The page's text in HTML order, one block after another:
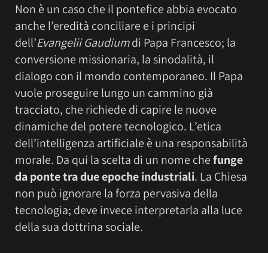
Non è un caso che il pontefice abbia evocato
anche l’eredità conciliare e i principi
dell’Evangelii Gaudiumdi Papa Francesco; la
conversione missionaria, la sinodalità, il
dialogo con il mondo contemporaneo. Il Papa
vuole proseguire lungo un cammino già
tracciato, che richiede di capire le nuove
dinamiche del potere tecnologico. L’etica
dell’intelligenza artificiale è una responsabilità
morale. Da qui la scelta di un nome chefunge
da ponte tra due epoche industriali. La Chiesa
non può ignorare la forza pervasiva della
tecnologia; deve invece interpretarla alla luce
della sua dottrina sociale.